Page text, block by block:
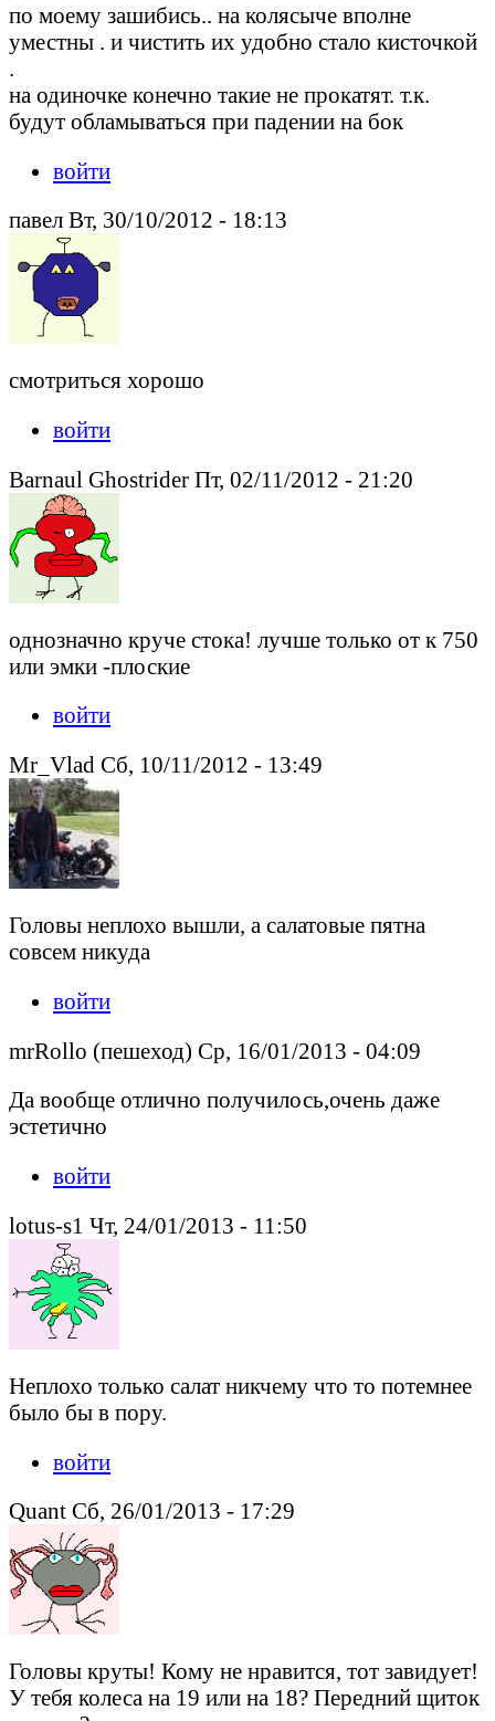
по моему зашибись.. на колясыче вполне
уместны . и чистить их удобно стало кисточкой
.
на одиночке конечно такие не прокатят. т.к.
будут обламываться при падении на бок
войти
павел Вт, 30/10/2012 - 18:13
смотриться хорошо
войти
Barnaul Ghostrider Пт, 02/11/2012 - 21:20
однозначно круче стока! лучше только от к 750
или эмки -плоские
войти
Mr_Vlad Сб, 10/11/2012 - 13:49
Головы неплохо вышли, а салатовые пятна
совсем никуда
войти
mrRollo (пешеход) Ср, 16/01/2013 - 04:09
Да вообще отлично получилось,очень даже
эстетично
войти
lotus-s1 Чт, 24/01/2013 - 11:50
Неплохо только салат никчему что то потемнее
было бы в пору.
войти
Quant Сб, 26/01/2013 - 17:29
Головы круты! Кому не нравится, тот завидует!
У тебя колеса на 19 или на 18? Передний щиток